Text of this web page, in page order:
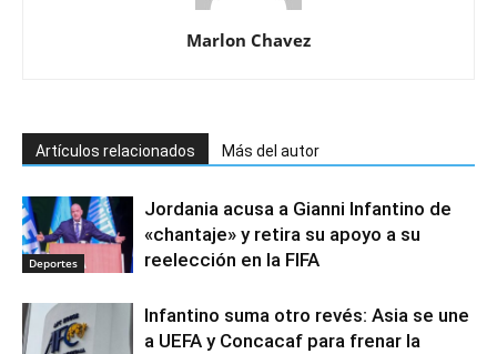
Marlon Chavez
Artículos relacionados Más del autor
Deportes
Jordania acusa a Gianni Infantino de
«chantaje» y retira su apoyo a su
reelección en la FIFA
Infantino suma otro revés: Asia se une
a UEFA y Concacaf para frenar la